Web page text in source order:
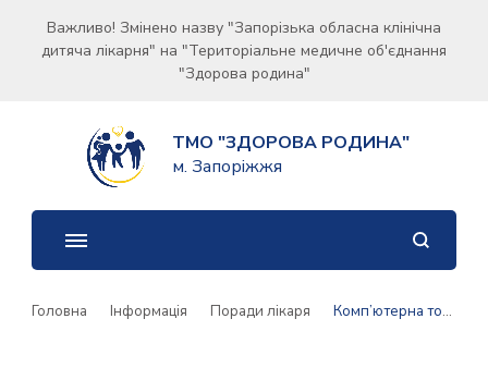
Важливо! Змінено назву "Запорізька обласна клінічна
дитяча лікарня" на "Територіальне медичне об'єднання
"Здорова родина"
ТМО "ЗДОРОВА РОДИНА"
м. Запоріжжя
Головна Інформація Поради лікаря Комп’ютерна томографія (КТ) для дітей